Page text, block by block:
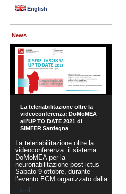
English
News
La teleriabilitazione oltre la
videoconferenza: DoMoMEA
all’UP TO DATE 2021 di
SIMFER Sardegna
La teleriabilitazione oltre la
videoconferenza: il sistema
DoMoMEA per la
neuroriabilitazione post-ictus
Sabato 9 ottobre, durante
l’evento ECM organizzato dalla
[…]
DoMoMEA Live
Demonstration at BioCAS
2021
[…]